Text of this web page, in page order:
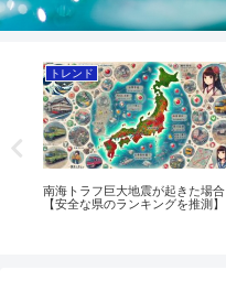
トレンド
南海トラフ巨大地震が起きた場合
【安全な県のランキングを推測】